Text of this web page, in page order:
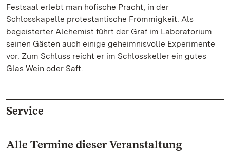
Festsaal erlebt man höfische Pracht, in der
Schlosskapelle protestantische Frömmigkeit. Als
begeisterter Alchemist führt der Graf im Laboratorium
seinen Gästen auch einige geheimnisvolle Experimente
vor. Zum Schluss reicht er im Schlosskeller ein gutes
Glas Wein oder Saft.
Service
Alle Termine dieser Veranstaltung